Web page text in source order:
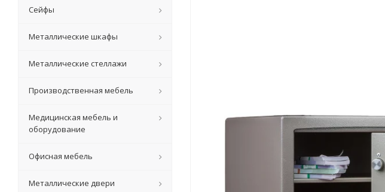
Сейфы
Металлические шкафы
Металлические стеллажи
Производственная мебель
Медицинская мебель и
оборудование
Офисная мебель
Металлические двери